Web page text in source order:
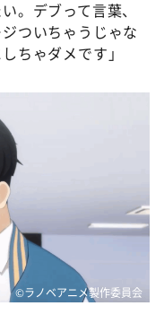
。デブって言葉、
ついちゃうじゃな
ちゃダメです」
©ラノベアニメ製作委員会